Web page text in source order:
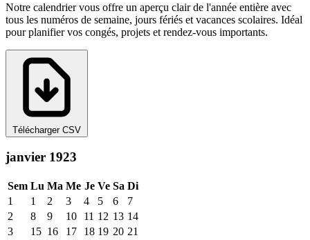
Notre calendrier vous offre un aperçu clair de l'année entière avec
tous les numéros de semaine, jours fériés et vacances scolaires. Idéal
pour planifier vos congés, projets et rendez-vous importants.
Télécharger CSV
janvier 1923
Sem Lu Ma Me Je Ve Sa Di
1
1 2 3 4 5 6
7
2
8 9 10 11 12 13 14
3
15 16 17 18 19 20 21